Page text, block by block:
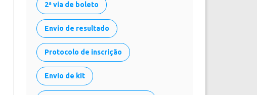
2ª via de boleto
Envio de resultado
Protocolo de inscrição
Envio de kit